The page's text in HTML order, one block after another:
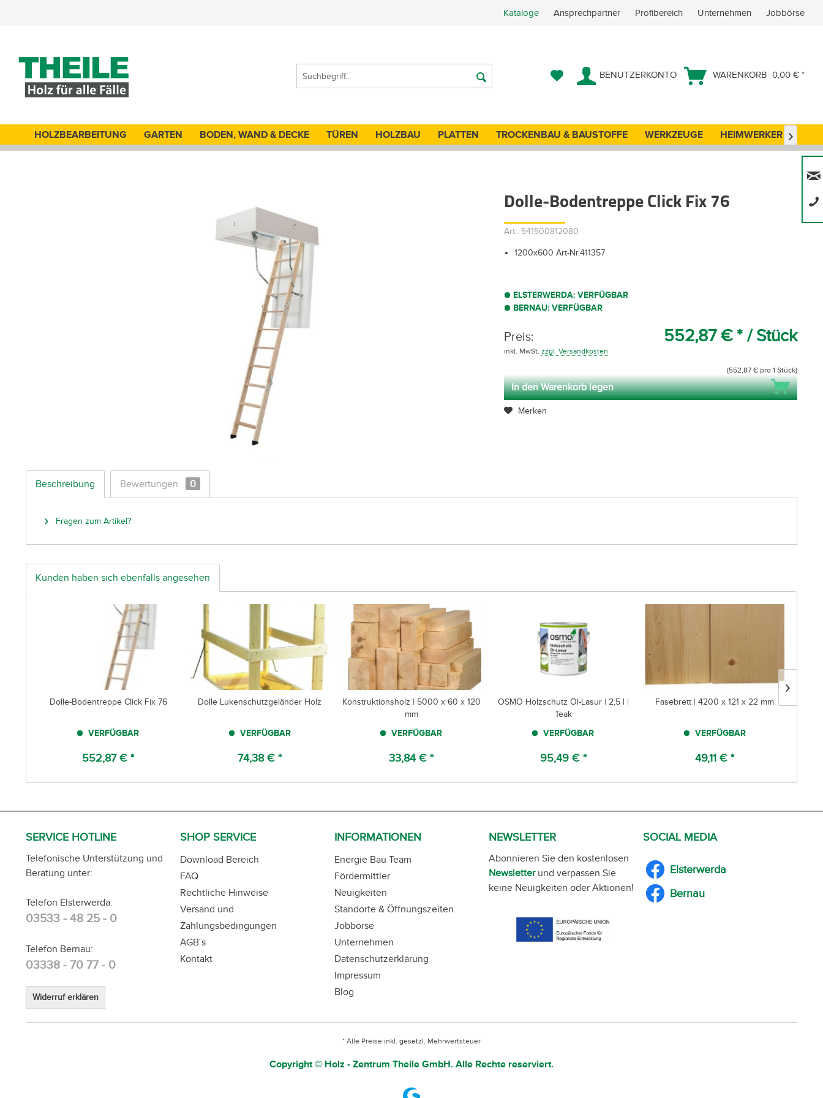
Kataloge Ansprechpartner Profibereich Unternehmen Jobbörse
BENUTZERKONTO WARENKORB 0,00 € *
HOLZBEARBEITUNG GARTEN BODEN, WAND & DECKE TÜREN HOLZBAU PLATTEN TROCKENBAU & BAUSTOFFE WERKZEUGE HEIMWERKER 
Dolle-Bodentreppe Click Fix 76
Art.: 541500812080
1200x600 Art-Nr.411357
ELSTERWERDA: VERFÜGBAR
BERNAU: VERFÜGBAR
Preis: 552,87 € * / Stück
inkl. MwSt.zzgl. Versandkosten
(552,87 € pro 1 Stück)
In den Warenkorb legen
Merken
Beschreibung Bewertungen 0
Fragen zum Artikel?
Kunden haben sich ebenfalls angesehen
Dolle-Bodentreppe Click Fix 76
VERFÜGBAR
552,87 € *
Dolle Lukenschutzgeländer Holz
VERFÜGBAR
74,38 € *
Konstruktionsholz | 5000 x 60 x 120
mm
VERFÜGBAR
33,84 € *
OSMO Holzschutz Öl-Lasur | 2,5 l |
Teak
VERFÜGBAR
95,49 € *
Fasebrett | 4200 x 121 x 22 mm
VERFÜGBAR
49,11 € *
SERVICE HOTLINE
Telefonische Unterstützung und
Beratung unter:
Telefon Elsterwerda:
03533 - 48 25 - 0
Telefon Bernau:
03338 - 70 77 - 0
Widerruf erklären
SHOP SERVICE
Download Bereich
FAQ
Rechtliche Hinweise
Versand und
Zahlungsbedingungen
AGB´s
Kontakt
INFORMATIONEN
Energie Bau Team
Fördermittler
Neuigkeiten
Standorte & Öffnungszeiten
Jobbörse
Unternehmen
Datenschutzerklärung
Impressum
Blog
NEWSLETTER
Abonnieren Sie den kostenlosen
Newsletterund verpassen Sie
keine Neuigkeiten oder Aktionen!
SOCIAL MEDIA
Elsterwerda
Bernau
* Alle Preise inkl. gesetzl. Mehrwertsteuer
Copyright © Holz - Zentrum Theile GmbH. Alle Rechte reserviert.